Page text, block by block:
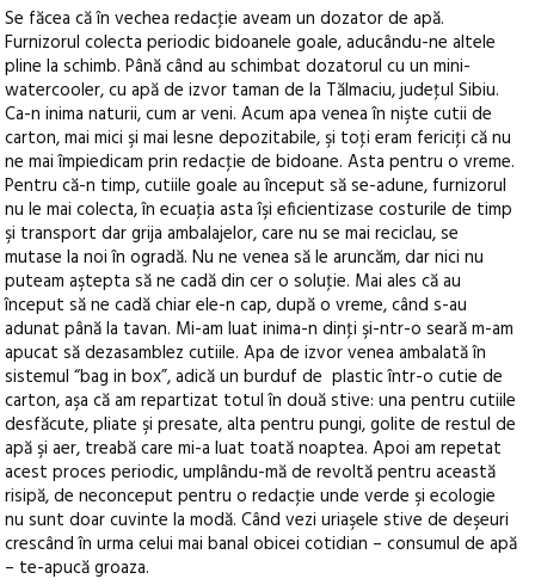
Se făcea că în vechea redacţie aveam un dozator de apă.
Furnizorul colecta periodic bidoanele goale, aducându-ne altele
pline la schimb. Până când au schimbat dozatorul cu un mini-
watercooler, cu apă de izvor taman de la Tălmaciu, judeţul Sibiu.
Ca-n inima naturii, cum ar veni. Acum apa venea în nişte cutii de
carton, mai mici şi mai lesne depozitabile, şi toţi eram fericiţi că nu
ne mai împiedicam prin redacţie de bidoane. Asta pentru o vreme.
Pentru că-n timp, cutiile goale au început să se-adune, furnizorul
nu le mai colecta, în ecuaţia asta îşi eficientizase costurile de timp
şi transport dar grija ambalajelor, care nu se mai reciclau, se
mutase la noi în ogradă. Nu ne venea să le aruncăm, dar nici nu
puteam aştepta să ne cadă din cer o soluţie. Mai ales că au
început să ne cadă chiar ele-n cap, după o vreme, când s-au
adunat până la tavan. Mi-am luat inima-n dinţi şi-ntr-o seară m-am
apucat să dezasamblez cutiile. Apa de izvor venea ambalată în
sistemul “bag in box”, adică un burduf de plastic într-o cutie de
carton, aşa că am repartizat totul în două stive: una pentru cutiile
desfăcute, pliate şi presate, alta pentru pungi, golite de restul de
apă şi aer, treabă care mi-a luat toată noaptea. Apoi am repetat
acest proces periodic, umplându-mă de revoltă pentru această
risipă, de neconceput pentru o redacţie unde verde şi ecologie
nu sunt doar cuvinte la modă. Când vezi uriaşele stive de deşeuri
crescând în urma celui mai banal obicei cotidian – consumul de apă
– te-apucă groaza.